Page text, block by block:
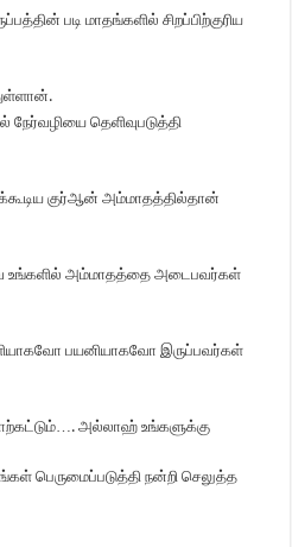
படி மாதங்களில் சிறப்பிற்குரிய
தெளிவுபடுத்தி
குர்ஆன் அம்மாதத்தில்தான்
உங்களில் அம்மாதத்தை அடைபவர்கள்
பயனியாகவோ இருப்பவர்கள்
அல்லாஹ் உங்களுக்கு
பெருமைப்படுத்தி நன்றி செலுத்த